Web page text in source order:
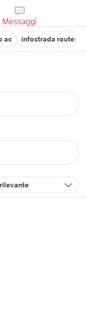
Messaggi
ac infostrada router